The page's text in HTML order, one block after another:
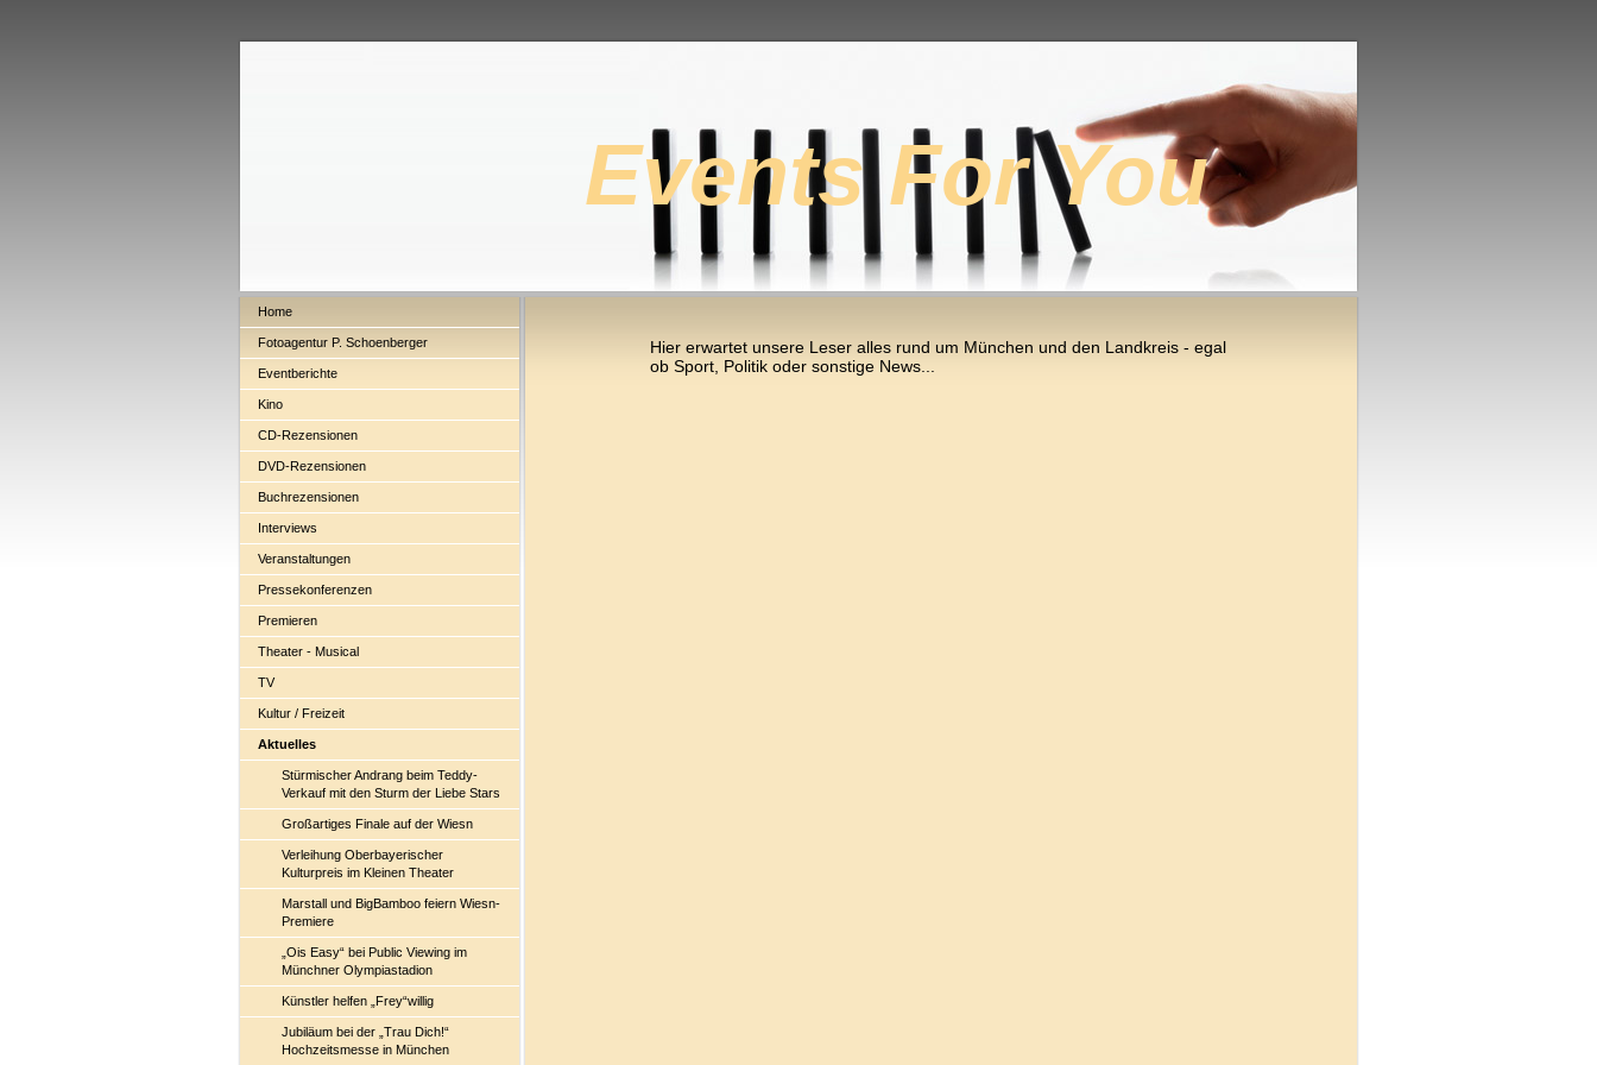
Events For You
Home
Fotoagentur P. Schoenberger
Eventberichte
Kino
CD-Rezensionen
DVD-Rezensionen
Buchrezensionen
Interviews
Veranstaltungen
Pressekonferenzen
Premieren
Theater - Musical
TV
Kultur / Freizeit
Aktuelles
Stürmischer Andrang beim Teddy-
Verkauf mit den Sturm der Liebe Stars
Großartiges Finale auf der Wiesn
Verleihung Oberbayerischer
Kulturpreis im Kleinen Theater
Marstall und BigBamboo feiern Wiesn-
Premiere
„Ois Easy“ bei Public Viewing im
Münchner Olympiastadion
Künstler helfen „Frey“willig
Jubiläum bei der „Trau Dich!“
Hochzeitsmesse in München
Hier erwartet unsere Leser alles rund um München und den Landkreis - egal
ob Sport, Politik oder sonstige News...